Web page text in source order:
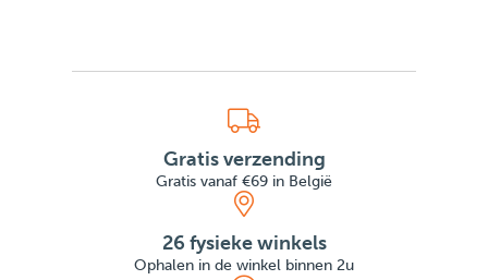
Gratis verzending
Gratis vanaf €69 in België
26 fysieke winkels
Ophalen in de winkel binnen 2u